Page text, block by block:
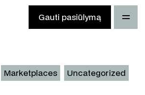
Gauti pasiūlymą
Marketplaces Uncategorized